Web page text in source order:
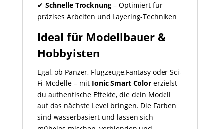
✔ Schnelle Trocknung– Optimiert für
präzises Arbeiten und Layering-Techniken
Ideal für Modellbauer &
Hobbyisten
Egal, ob Panzer, Flugzeuge,Fantasy oder Sci-
Fi-Modelle – mit Ionic Smart Colorerzielst
du authentische Effekte, die dein Modell
auf das nächste Level bringen. Die Farben
sind wasserbasiert und lassen sich